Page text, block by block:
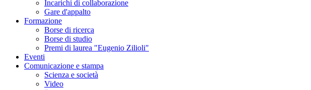
Incarichi di collaborazione
Gare d'appalto
Formazione
Borse di ricerca
Borse di studio
Premi di laurea "Eugenio Zilioli"
Eventi
Comunicazione e stampa
Scienza e società
Video